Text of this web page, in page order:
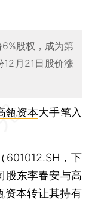
股权，成为第
月21日股价涨
瓴资本大手笔入
601012.SH ，下
股东李春安与高
资本转让其持有